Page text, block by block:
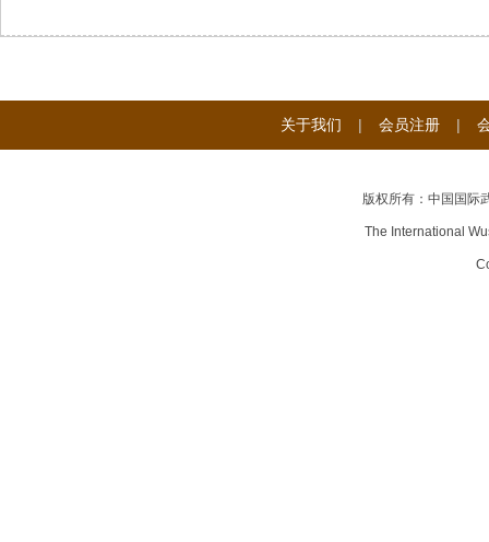
关于我们 | 会员注册 |
版权所有：中国国际
The International